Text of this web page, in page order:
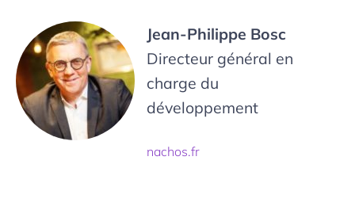
Jean-Philippe Bosc
Directeur général en
charge du
développement
nachos.fr